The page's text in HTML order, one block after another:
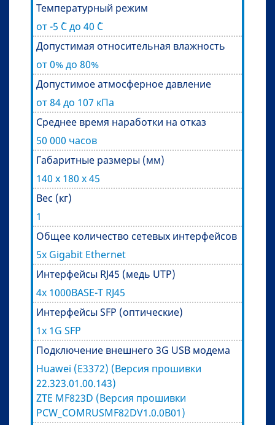
Температурный режим
от -5 ˚С до 40 ˚С
Допустимая относительная влажность
от 0% до 80%
Допустимое атмосферное давление
от 84 до 107 кПа
Среднее время наработки на отказ
50 000 часов
Габаритные размеры (мм)
140 х 180 х 45
Вес (кг)
1
Общее количество сетевых интерфейсов
5х Gigabit Ethernet
Интерфейсы RJ45 (медь UTP)
4х 1000BASE-T RJ45
Интерфейсы SFP (оптические)
1x 1G SFP
Подключение внешнего 3G USB модема
Huawei (E3372) (Версия прошивки
22.323.01.00.143)
ZTE MF823D (Версия прошивки
PCW_COMRUSMF82DV1.0.0B01)